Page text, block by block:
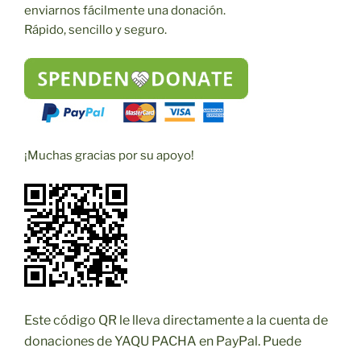
enviarnos fácilmente una donación.
Rápido, sencillo y seguro.
¡Muchas gracias por su apoyo!
Este código QR le lleva directamente a la cuenta de
donaciones de YAQU PACHA en PayPal. Puede